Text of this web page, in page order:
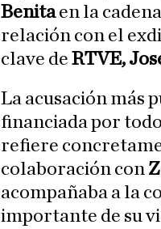
Benitaen la
relación con el
clave de RTVE,
La acusación más
financiada por
refiere
colaboración con
acompañaba a la
importante de su